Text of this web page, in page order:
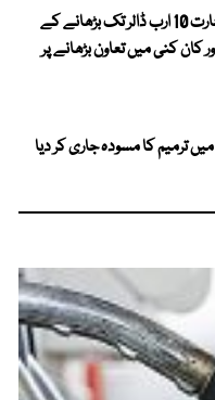
پاکستان اور ایران کا دوطرفہ تجارت 10 ارب ڈالر تک بڑھانے کے
کان کنی میں تعاون بڑھانے پر